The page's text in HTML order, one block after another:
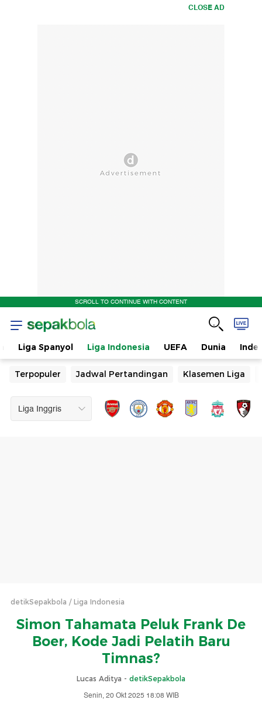
CLOSE AD
SCROLL TO CONTINUE WITH CONTENT
Liga Spanyol Liga Indonesia UEFA Dunia
Terpopuler Jadwal Pertandingan Klasemen Liga
detikSepakbola Liga Indonesia
Simon Tahamata Peluk Frank De
Boer, Kode Jadi Pelatih Baru
Timnas?
Lucas Aditya - detikSepakbola
Senin, 20 Okt 2025 18:08 WIB